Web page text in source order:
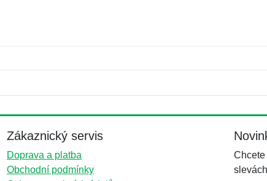
Zákaznický servis
Doprava a platba
Obchodní podmínky
Chcete